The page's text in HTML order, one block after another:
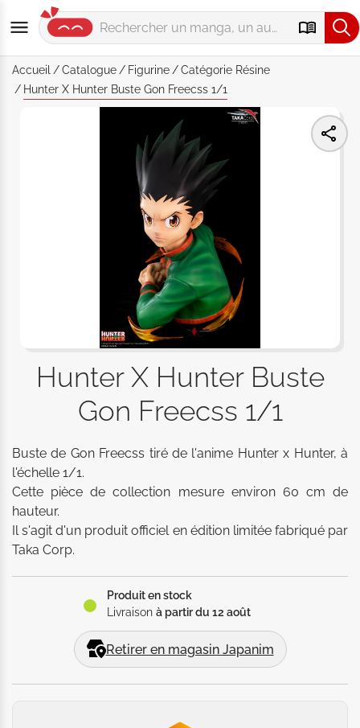
Accueil Catalogue Figurine Catégorie Résine
Hunter X Hunter Buste Gon Freecss 1/1
Hunter X Hunter Buste
Gon Freecss 1/1
Buste de Gon Freecss tiré de l'anime Hunter x Hunter, à
l'échelle 1/1.
Cette pièce de collection mesure environ 60 cm de
hauteur.
Il s'agit d'un produit officiel en édition limitée fabriqué par
Taka Corp.
Produit en stock
Livraison à partir du 12 août
Retirer en magasin Japanim